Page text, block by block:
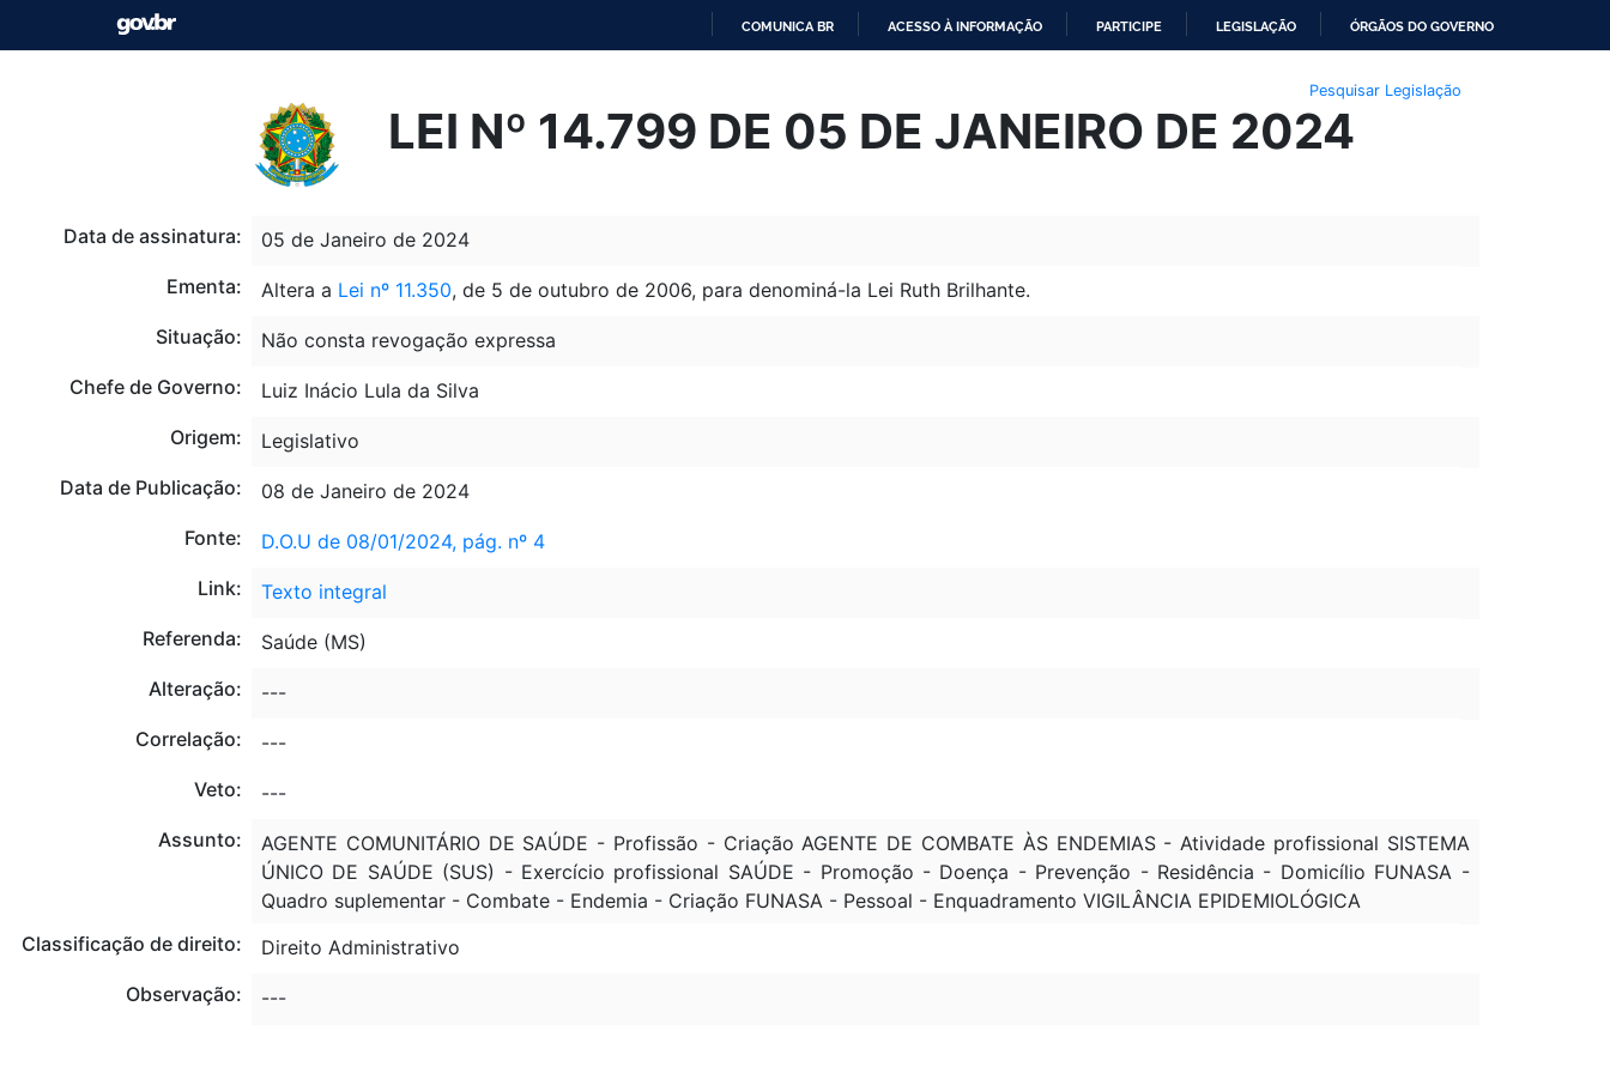
O
CONTEÚDO
COMUNICA BR ACESSO À INFORMAÇÃO PARTICIPE LEGISLAÇÃO ÓRGÃOS DO GOVERNO
Pesquisar Legislação
LEI Nº 14.799 DE 05 DE JANEIRO DE 2024
Data de assinatura:
05 de Janeiro de 2024
Ementa:
Altera a Lei nº 11.350, de 5 de outubro de 2006, para denominá-la Lei Ruth Brilhante.
Situação:
Não consta revogação expressa
Chefe de Governo:
Luiz Inácio Lula da Silva
Origem:
Legislativo
Data de Publicação:
08 de Janeiro de 2024
Fonte:
D.O.U de 08/01/2024, pág. nº 4
Link:
Texto integral
Referenda:
Saúde (MS)
Alteração:
---
Correlação:
---
Veto:
---
Assunto:
AGENTE COMUNITÁRIO DE SAÚDE - Profissão - Criação AGENTE DE COMBATE ÀS ENDEMIAS - Atividade profissional SISTEMA
ÚNICO DE SAÚDE (SUS) - Exercício profissional SAÚDE - Promoção - Doença - Prevenção - Residência - Domicílio FUNASA -
Quadro suplementar - Combate - Endemia - Criação FUNASA - Pessoal - Enquadramento VIGILÂNCIA EPIDEMIOLÓGICA
Classificação de direito:
Direito Administrativo
Observação:
---